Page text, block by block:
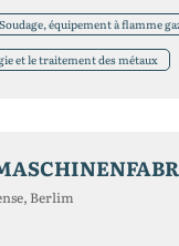
Soudage, équipement à flamme
et le traitement des métaux
Berlim